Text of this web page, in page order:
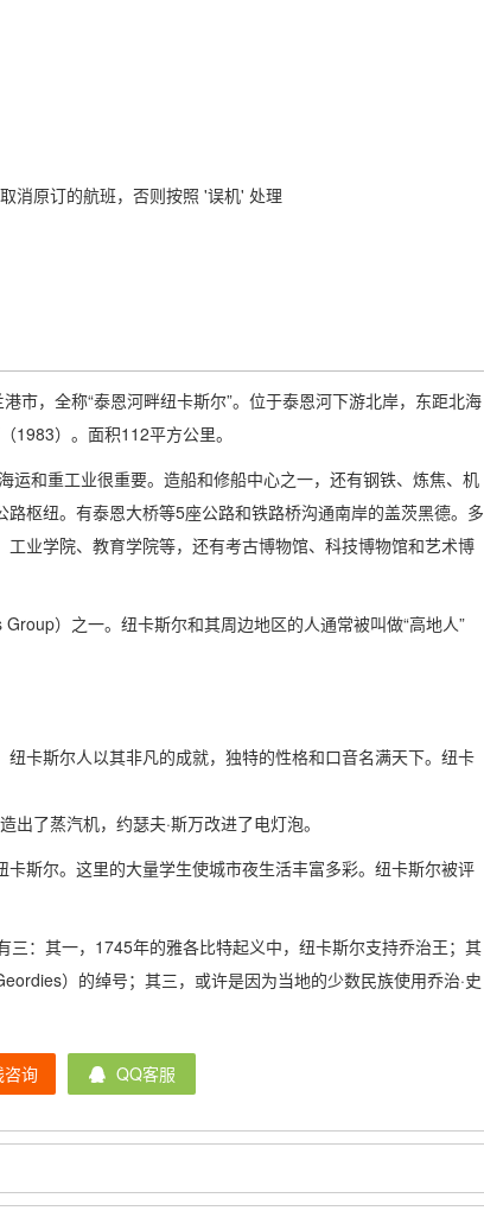
消原订的航班，否则按照 '误机' 处理
市，全称“泰恩河畔纽卡斯尔”。位于泰恩河下游北岸，东距北海
1983）。面积112平方公里。
运和重工业很重要。造船和修船中心之一，还有钢铁、炼焦、机
枢纽。有泰恩大桥等5座公路和铁路桥沟通南岸的盖茨黑德。多
业学院、教育学院等，还有考古博物馆、科技博物馆和艺术博
）之一。纽卡斯尔和其周边地区的人通常被叫做“高地人”
卡斯尔人以其非凡的成就，独特的性格和口音名满天下。纽卡
了蒸汽机，约瑟夫·斯万改进了电灯泡。
斯尔。这里的大量学生使城市夜生活丰富多彩。纽卡斯尔被评
：其一，1745年的雅各比特起义中，纽卡斯尔支持乔治王；其
）的绰号；其三，或许是因为当地的少数民族使用乔治·史
咨询 QQ客服